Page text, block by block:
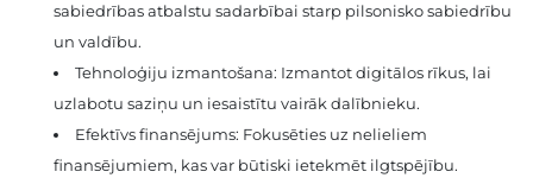
sabiedrības atbalstu sadarbībai starp pilsonisko sabiedrību
un valdību.
Tehnoloģiju izmantošana: Izmantot digitālos rīkus, lai
uzlabotu saziņu un iesaistītu vairāk dalībnieku.
Efektīvs finansējums: Fokusēties uz nelieliem
finansējumiem, kas var būtiski ietekmēt ilgtspējību.